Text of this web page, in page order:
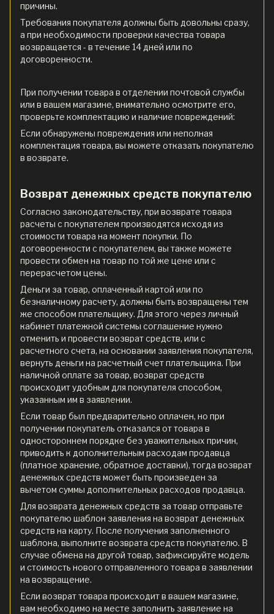
причины.
Требования покупателя должны быть довольны сразу,
а при необходимости проверки качества товара
возвращается - в течение 14 дней или по
договоренности.
При получении товара в отделении почтовой службы
или в вашем магазине, внимательно осмотрите его,
проверьте комплектацию и наличие повреждений:
Если обнаружены повреждения или неполная
комплектация товара, вы можете отказать покупателю
в возврате.
Возврат денежных средств покупателю
Согласно законодательству, при возврате товара
расчеты с покупателем производятся исходя из
стоимости товара на момент покупки. По
договоренности с покупателем, вы также можете
провести обмен на товар по той же цене или с
перерасчетом цены.
Деньги за товар, оплаченный картой или по
безналичному расчету, должны быть возвращены тем
же способом плательщику. Для этого через личный
кабинет платежной системы соглашение нужно
отменить и провести возврат средств, или с
расчетного счета, на основании заявления покупателя,
вернуть деньги на расчетный счет плательщика. При
наличной оплате за товар, возврат средств
происходит удобным для покупателя способом,
указанным им в заявлении.
Если товар был предварительно оплачен, но при
получении покупатель отказался от товара в
одностороннем порядке без уважительных причин,
приводить к дополнительным расходам продавца
(платное хранение, обратное доставки), тогда возврат
денежных средств может быть произведен за
вычетом суммы дополнительных расходов продавца.
Для возврата денежных средств за товар отправьте
покупателю шаблон заявления на возврат денежных
средств на карту. После получения заполненного
шаблона, выполните возврата средств покупателю. В
случае обмена на другой товар, зафиксируйте модель
и стоимость нового отправленного товара в заявлении
на возвращение.
Если возврат товара происходит в вашем магазине,
вам необходимо на месте заполнить заявление на